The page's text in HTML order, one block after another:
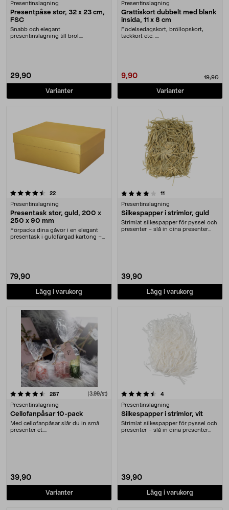
Presentinslagning
Presentpåse stor, 32 x 23 cm,
FSC
Snabb och elegant
presentinslagning till bröl....
29,90
Varianter
Presentinslagning
Grattiskort dubbelt med blank
insida, 11 x 8 cm
Födelsedagskort, bröllopskort,
tackkort etc. ....
9,90 19,90
Varianter
22recensioner
Presentinslagning
Presentask stor, guld, 200 x
250 x 90 mm
Förpacka dina gåvor i en elegant
presentask i guldfärgad kartong –
79,90
Lägg i varukorg
4.0 av 5 stjärnor 11
Presentinslagning
Silkespapper i strimlor, guld
Strimlat silkespapper för pyssel och
presenter – slå in dina presenter
39,90
Lägg i varukorg
287recensioner (3,99/st)
Presentinslagning
Cellofanpåsar 10-pack
Med cellofanpåsar slår du in små
presenter et....
39,90
Varianter
4.5 av 5 stjärnor 4recensioner
Presentinslagning
Silkespapper i strimlor, vit
Strimlat silkespapper för pyssel och
presenter – slå in dina presenter
39,90
Lägg i varukorg